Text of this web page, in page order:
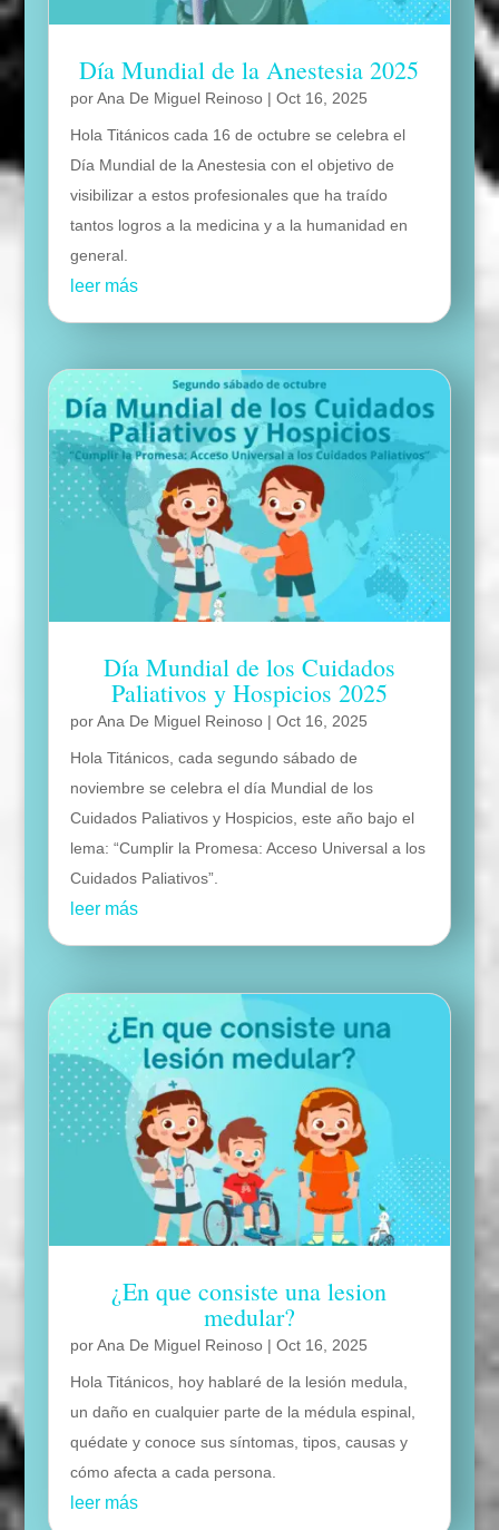
Día Mundial de la Anestesia 2025
porAna De Miguel Reinoso| Oct 16, 2025
Hola Titánicos cada 16 de octubre se celebra el
Día Mundial de la Anestesia con el objetivo de
visibilizar a estos profesionales que ha traído
tantos logros a la medicina y a la humanidad en
general.
leer más
Día Mundial de los Cuidados
Paliativos y Hospicios 2025
porAna De Miguel Reinoso| Oct 16, 2025
Hola Titánicos, cada segundo sábado de
noviembre se celebra el día Mundial de los
Cuidados Paliativos y Hospicios, este año bajo el
lema: “Cumplir la Promesa: Acceso Universal a los
Cuidados Paliativos”.
leer más
¿En que consiste una lesion
medular?
porAna De Miguel Reinoso| Oct 16, 2025
Hola Titánicos, hoy hablaré de la lesión medula,
un daño en cualquier parte de la médula espinal,
quédate y conoce sus síntomas, tipos, causas y
cómo afecta a cada persona.
leer más